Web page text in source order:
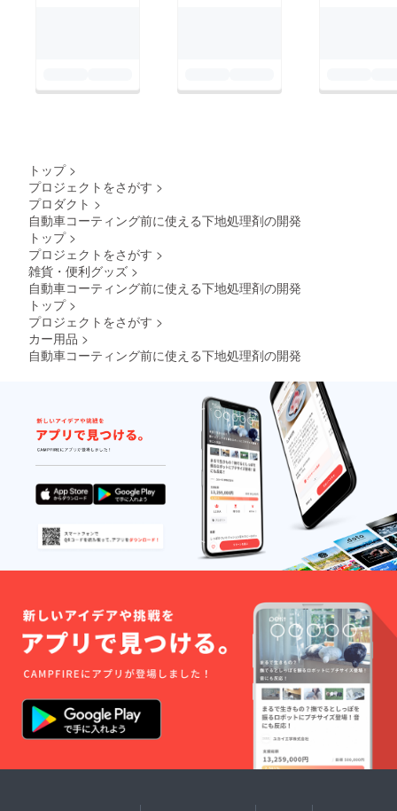
トップ >
プロジェクトをさがす >
プロダクト >
自動車コーティング前に使える下地処理剤の開発
トップ >
プロジェクトをさがす >
雑貨・便利グッズ >
自動車コーティング前に使える下地処理剤の開発
トップ >
プロジェクトをさがす >
カー用品 >
自動車コーティング前に使える下地処理剤の開発